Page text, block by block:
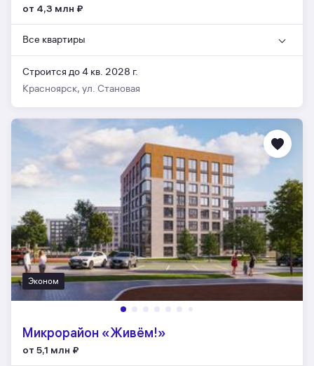
от 4,3 млн ₽
Все квартиры
Строится до 4 кв. 2028 г.
Красноярск, ул. Становая
Эконом
Микрорайон «Живём!»
от 5,1 млн ₽